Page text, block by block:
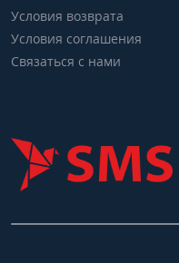
Условия возврата
Условия соглашения
Связаться с нами